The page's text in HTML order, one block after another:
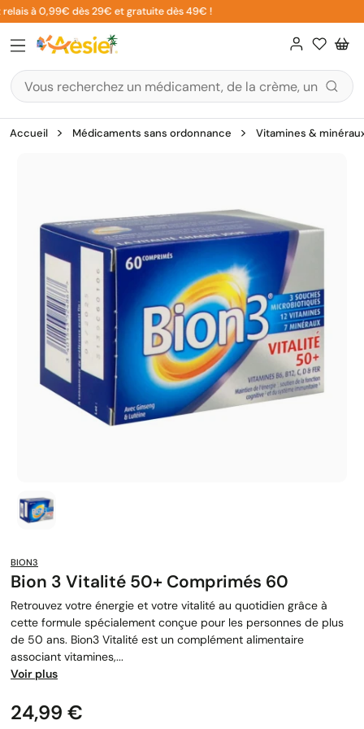
Aller
au
contenu
à 0,99€ dès 29€ et gratuite dès 49€ !
Accueil Médicaments sans ordonnance Vitamines &
BION3
Bion 3 Vitalité 50+ Comprimés 60
Retrouvez votre énergie et votre vitalité au quotidien grâce à
cette formule spécialement conçue pour les personnes de plus
de 50 ans. Bion3 Vitalité est un complément alimentaire
associant vitamines,...
Voir plus
Prix
24,99 €